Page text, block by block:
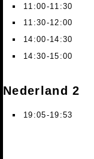
11:00-11:30
11:30-12:00
14:00-14:30
14:30-15:00
Nederland 2
19:05-19:53